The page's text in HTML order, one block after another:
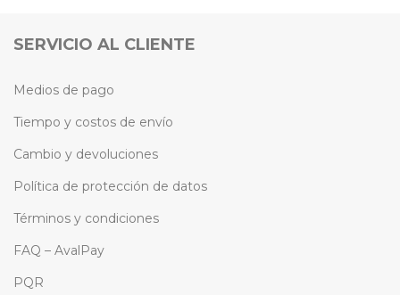
SERVICIO AL CLIENTE
Medios de pago
Tiempo y costos de envío
Cambio y devoluciones
Política de protección de datos
Términos y condiciones
FAQ – AvalPay
PQR